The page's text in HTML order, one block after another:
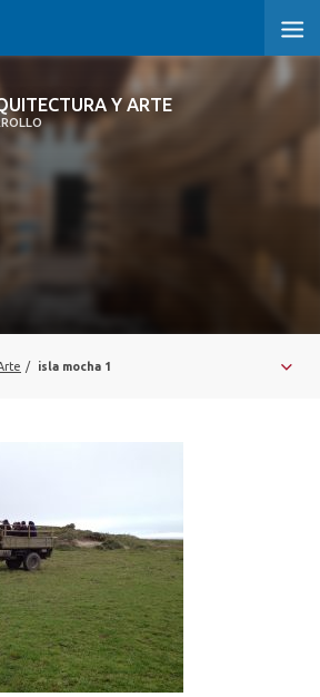
Y ARTE
Y ARTE
/ isla mocha 1